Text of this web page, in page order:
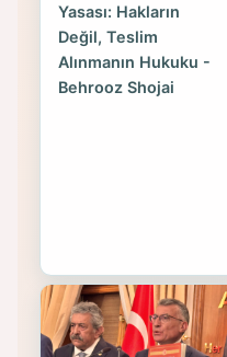
Yasası: Hakların
Değil, Teslim
Alınmanın Hukuku -
Behrooz Shojai